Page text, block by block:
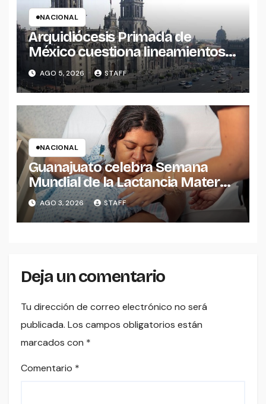
NACIONAL
Arquidiócesis Primada de
México cuestiona lineamientos
sobre derechos de las
audiencias
AGO 5, 2026 STAFF
NACIONAL
Guanajuato celebra Semana
Mundial de la Lactancia Materna
2026.
AGO 3, 2026 STAFF
Deja un comentario
Tu dirección de correo electrónico no será
publicada. Los campos obligatorios están
marcados con *
Comentario *